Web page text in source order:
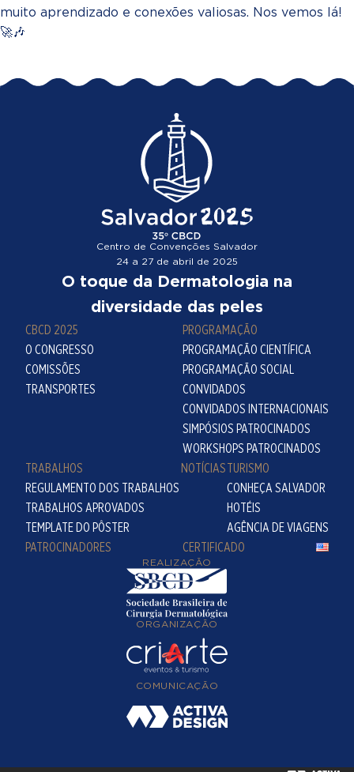
muito aprendizado e conexões valiosas. Nos vemos lá!
🚀🎶
Centro de Convenções Salvador
24 a 27 de abril de 2025
O toque da Dermatologia na
diversidade das peles
CBCD 2025
O CONGRESSO
COMISSÕES
TRANSPORTES
PROGRAMAÇÃO
PROGRAMAÇÃO CIENTÍFICA
PROGRAMAÇÃO SOCIAL
CONVIDADOS
CONVIDADOS INTERNACIONAIS
SIMPÓSIOS PATROCINADOS
WORKSHOPS PATROCINADOS
TRABALHOS
REGULAMENTO DOS TRABALHOS
TRABALHOS APROVADOS
TEMPLATE DO PÔSTER
NOTÍCIASTURISMO
CONHEÇA SALVADOR
HOTÉIS
AGÊNCIA DE VIAGENS
PATROCINADORES
CERTIFICADO
REALIZAÇÃO
ORGANIZAÇÃO
COMUNICAÇÃO